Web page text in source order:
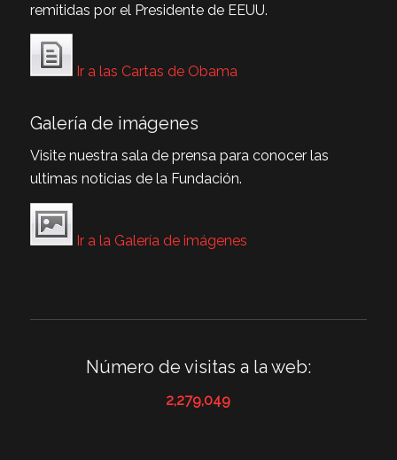
remitidas por el Presidente de EEUU.
Ir a las Cartas de Obama
Galería de imágenes
Visite nuestra sala de prensa para conocer las
ultimas noticias de la Fundación.
Ir a la Galería de imágenes
Número de visitas a la web:
2,279,049